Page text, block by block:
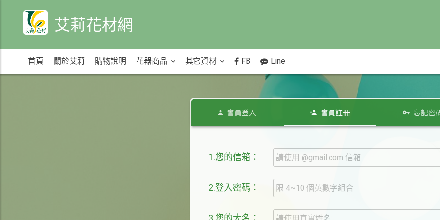
艾莉花材網
首頁 關於艾莉 購物說明 花器商品 其它資材 FB Line
會員登入 會員註冊 忘記密
1.您的信箱：
2.登入密碼：
3.您的大名：